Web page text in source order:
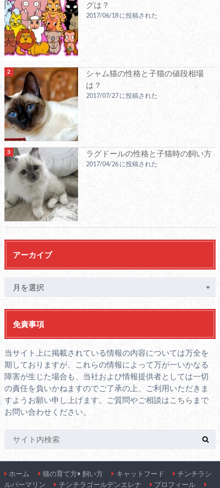
グは？
2017/06/18 に投稿された
シャム猫の性格と子猫の値段相場
は？
2017/07/27 に投稿された
ラグドールの性格と子猫時の飼い方
2017/04/26 に投稿された
アーカイブ
免責事項
当サイト上に掲載されている情報の内容については万全を
期しておりますが、これらの情報によって万が一いかなる
障害が生じた場合も、当社および情報提供者としては一切
の責任を負いかねますのでご了承の上、ご利用いただきま
すようお願い申し上げます。ご質問やご相談はこちら まで
お問い合わせください。
ホーム 猫の育て方• 飼い方 キャットフード
チンチラシ
ルバーマリン
チンチラゴールデンエレナ プロフィール